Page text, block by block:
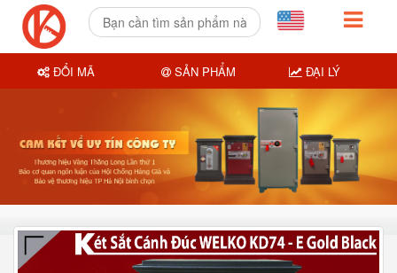
ĐỔI MÃ SẢN PHẨM ĐẠI LÝ